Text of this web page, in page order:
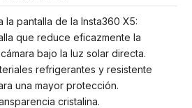
pantalla de la Insta360 X5:
que reduce eficazmente la
bajo la luz solar directa.
refrigerantes y resistente
una mayor protección.
cristalina.